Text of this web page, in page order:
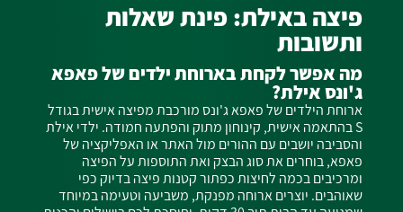
פיצה באילת: פינת שאלות
ותשובות
מה אפשר לקחת בארוחת ילדים של פאפא
ג'ונס אילת?
ארוחת הילדים של פאפא ג'ונס מורכבת מפיצה אישית בגודל
S בהתאמה אישית, קינוחון מתוק והפתעה חמודה. ילדי אילת
והסביבה יושבים עם ההורים מול האתר או האפליקציה של
פאפא, בוחרים את סוג הבצק ואת התוספות על הפיצה
ומרכיבים בכמה לחיצות כפתור קטנות פיצה בדיוק כפי
שאוהבים. יוצרים ארוחה מפנקת, משביעה וטעימה במיוחד